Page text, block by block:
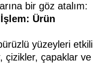
bir göz atalım:
Ürün
yüzeyleri etkili
çizikler, çapaklar ve